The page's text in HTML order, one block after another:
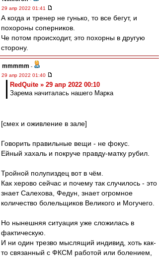
29 апр 2022 01:41
А когда и тренер не гунько, то все бегут, и
похороны соперников.
Че потом происходит, это похорны в другую
сторону.
mmmmm -
29 апр 2022 01:40
RedQuite » 29 апр 2022 00:10
Зарема начиталась нашего Марка
[смех и оживление в зале]
Говорить правильные вещи - не фокус.
Ейный хахаль и покруче правду-матку рубил.
Тройной полупиздец вот в чём.
Как херово сейчас и почему так случилось - это
знает Салехова, Федун, знает огромное
количество болельщиков Великого и Могучего.
Но нынешняя ситуация уже сложилась в
фактическую.
И ни один трезво мыслящий индивид, хоть как-
то связанный с ФКСМ работой или болением,